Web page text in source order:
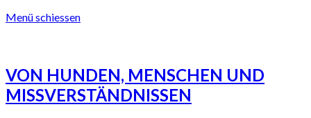
Menü schiessen
VON HUNDEN, MENSCHEN UND
MISSVERSTÄNDNISSEN